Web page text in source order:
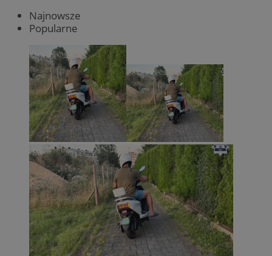
Najnowsze
Popularne